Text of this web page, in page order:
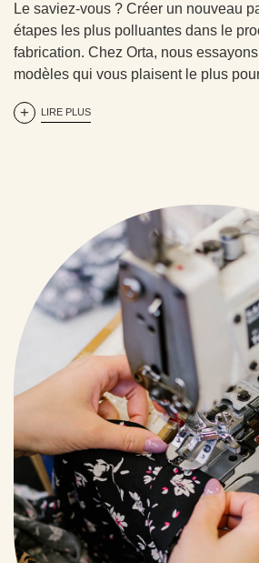
Le saviez-vous ? Créer un nouveau
étapes les plus polluantes dans le
fabrication. Chez Orta, nous
modèles qui vous plaisent le plus
LIRE PLUS